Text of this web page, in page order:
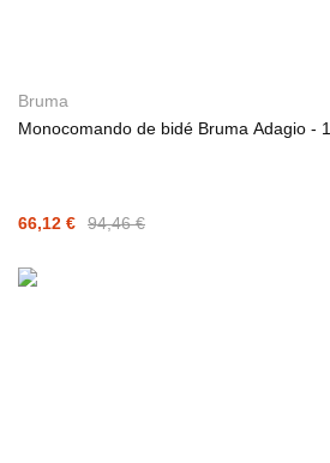
Bruma
Monocomando de bidé Bruma Adagio -
66,12 € 94,46 €